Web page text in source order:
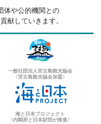
体や公的機関との
献していきます。
一般社団法人宮古島観光協会
〈宮古島観光協会加盟〉
海と日本プロジェクト
〈内閣府と日本財団が推進〉